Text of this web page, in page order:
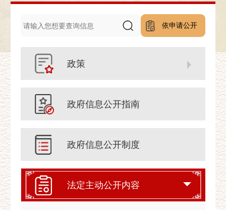
依申请公开
政策
政府信息公开指南
政府信息公开制度
法定主动公开内容